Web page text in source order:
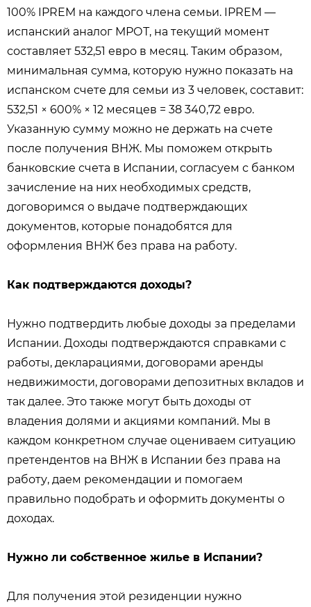
100% IPREM на каждого члена семьи. IPREM —
испанский аналог МРОТ, на текущий момент
составляет 532,51 евро в месяц. Таким образом,
минимальная сумма, которую нужно показать на
испанском счете для семьи из 3 человек, составит:
532,51 × 600% × 12 месяцев = 38 340,72 евро.
Указанную сумму можно не держать на счете
после получения ВНЖ. Мы поможем открыть
банковские счета в Испании, согласуем с банком
зачисление на них необходимых средств,
договоримся о выдаче подтверждающих
документов, которые понадобятся для
оформления ВНЖ без права на работу.
Как подтверждаются доходы?
Нужно подтвердить любые доходы за пределами
Испании. Доходы подтверждаются справками с
работы, декларациями, договорами аренды
недвижимости, договорами депозитных вкладов и
так далее. Это также могут быть доходы от
владения долями и акциями компаний. Мы в
каждом конкретном случае оцениваем ситуацию
претендентов на ВНЖ в Испании без права на
работу, даем рекомендации и помогаем
правильно подобрать и оформить документы о
доходах.
Нужно ли собственное жилье в Испании?
Для получения этой резиденции нужно